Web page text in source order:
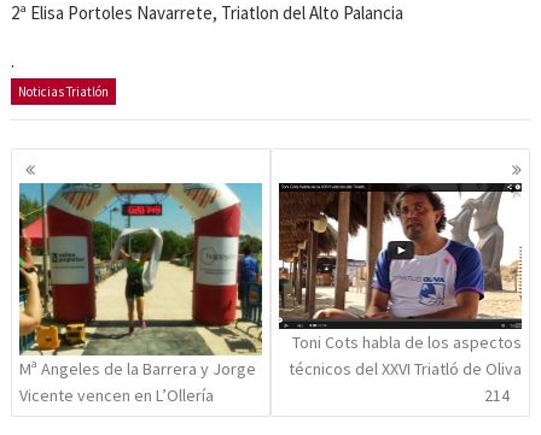
2ª Elisa Portoles Navarrete, Triatlon del Alto Palancia
.
Noticias Triatlón
Navegación
de
entradas
Mª Angeles de la Barrera y Jorge
Vicente vencen en L’Ollería
Toni Cots habla de los aspectos
técnicos del XXVI Triatló de Oliva
214